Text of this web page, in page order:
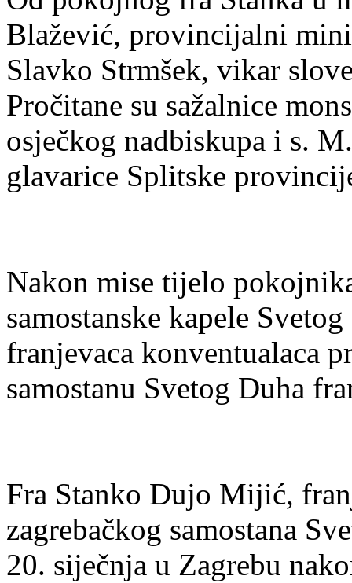
Blažević, provincijalni
Slavko Strmšek, vikar
Pročitane su sažalnice
osječkog nadbiskupa i s.
glavarice Splitske
Nakon mise tijelo
samostanske kapele
franjevaca konventualaca
samostanu Svetog Duha
Fra Stanko Dujo Mijić,
zagrebačkog samostana
20. siječnja u Zagrebu